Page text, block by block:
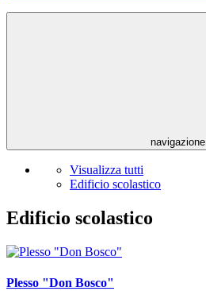
navigazione
Visualizza tutti
Edificio scolastico
Edificio scolastico
Plesso "Don Bosco"